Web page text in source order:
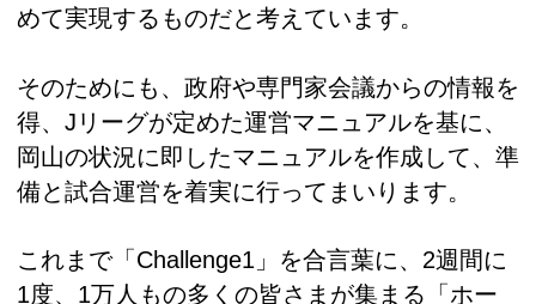
めて実現するものだと考えています。
そのためにも、政府や専門家会議からの情報を
得、Jリーグが定めた運営マニュアルを基に、
岡山の状況に即したマニュアルを作成して、準
備と試合運営を着実に行ってまいります。
これまで「Challenge1」を合言葉に、2週間に
1度、1万人もの多くの皆さまが集まる「ホー